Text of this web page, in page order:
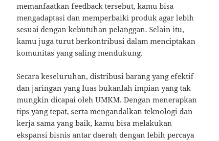
memanfaatkan feedback tersebut, kamu bisa
mengadaptasi dan memperbaiki produk agar lebih
sesuai dengan kebutuhan pelanggan. Selain itu,
kamu juga turut berkontribusi dalam menciptakan
komunitas yang saling mendukung.
Secara keseluruhan, distribusi barang yang efektif
dan jaringan yang luas bukanlah impian yang tak
mungkin dicapai oleh UMKM. Dengan menerapkan
tips yang tepat, serta mengandalkan teknologi dan
kerja sama yang baik, kamu bisa melakukan
ekspansi bisnis antar daerah dengan lebih percaya